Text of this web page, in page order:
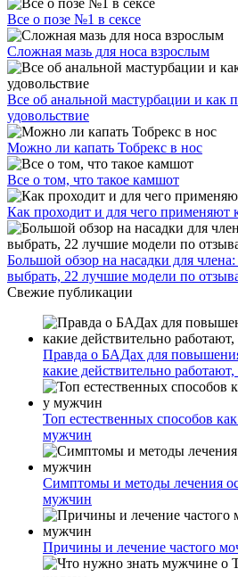
Все о позе №1 в сексе
Сложная мазь для носа взрослым
Все об анальной мастурбации и как
удовольствие
Можно ли капать Тобрекс в нос
Все о том, что такое камшот
Как проходит и для чего применяют
Большой обзор на насадки для
выбрать, 22 лучшие модели по
Свежие публикации
Правда о БАДах для
какие действительно работают,
Топ естественных способов
мужчин
Симптомы и методы лечения
мужчин
Причины и лечение частого